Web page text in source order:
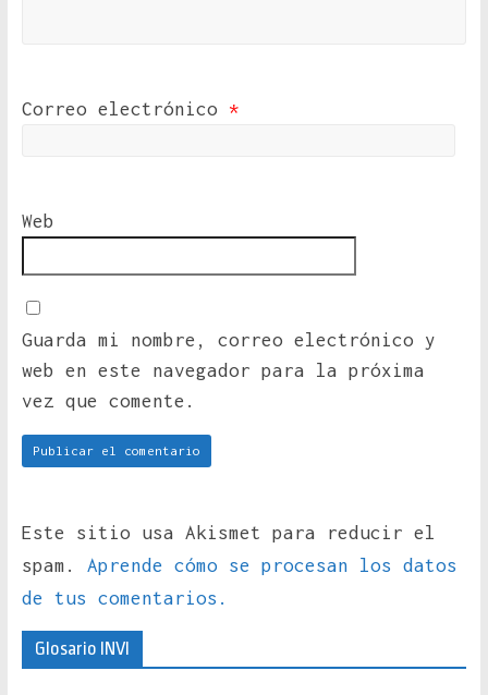
Correo electrónico *
Web
Guarda mi nombre, correo electrónico y
web en este navegador para la próxima
vez que comente.
Este sitio usa Akismet para reducir el
spam. Aprende cómo se procesan los datos
de tus comentarios.
Glosario INVI